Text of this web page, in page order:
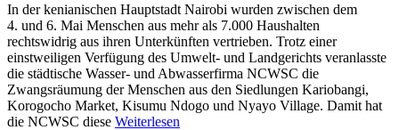
In der kenianischen Hauptstadt Nairobi wurden zwischen dem
4. und 6. Mai Menschen aus mehr als 7.000 Haushalten
rechtswidrig aus ihren Unterkünften vertrieben. Trotz einer
einstweiligen Verfügung des Umwelt- und Landgerichts veranlasste
die städtische Wasser- und Abwasserfirma NCWSC die
Zwangsräumung der Menschen aus den Siedlungen Kariobangi,
Korogocho Market, Kisumu Ndogo und Nyayo Village. Damit hat
die NCWSC diese Weiterlesen